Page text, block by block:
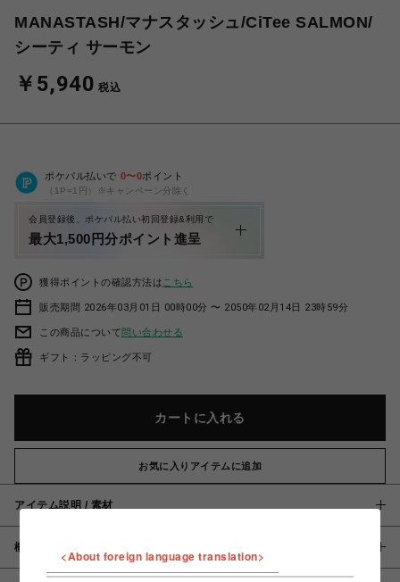
MANASTASH/マナスタッシュ/CiTee SALMON/
シーティ サーモン
￥5,940 税込
ポケパル払いで 0〜0ポイント
（1P=1円）※キャンペーン分除く
会員登録後、ポケパル払い初回登録&利用で
最大1,500円分ポイント進呈
獲得ポイントの確認方法は こちら
販売期間 2026年03月01日 00時00分 〜 2050年02月14日 23時59分
この商品について問い合わせる
ギフト：ラッピング不可
カートに入れる
お気に入りアイテムに追加
アイテム説明 / 素材
概要
<About foreign language translation>